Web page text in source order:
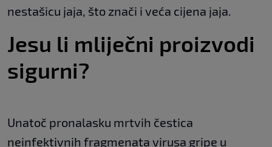
nestašicu jaja, što znači i veća cijena jaja.
Jesu li mliječni proizvodi
sigurni?
Unatoč pronalasku mrtvih čestica
neinfektivnih fragmenata virusa gripe u